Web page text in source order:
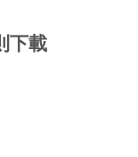
下載